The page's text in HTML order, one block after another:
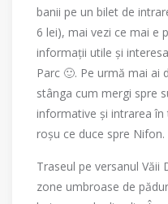
banii pe un bilet de
6 lei), mai vezi ce mai e
informații utile și
Parc 🙂. Pe urmă mai ai
stânga cum mergi spre
informative și intrarea
roșu ce duce spre Nifon.
Traseul pe versanul Văii
zone umbroase de